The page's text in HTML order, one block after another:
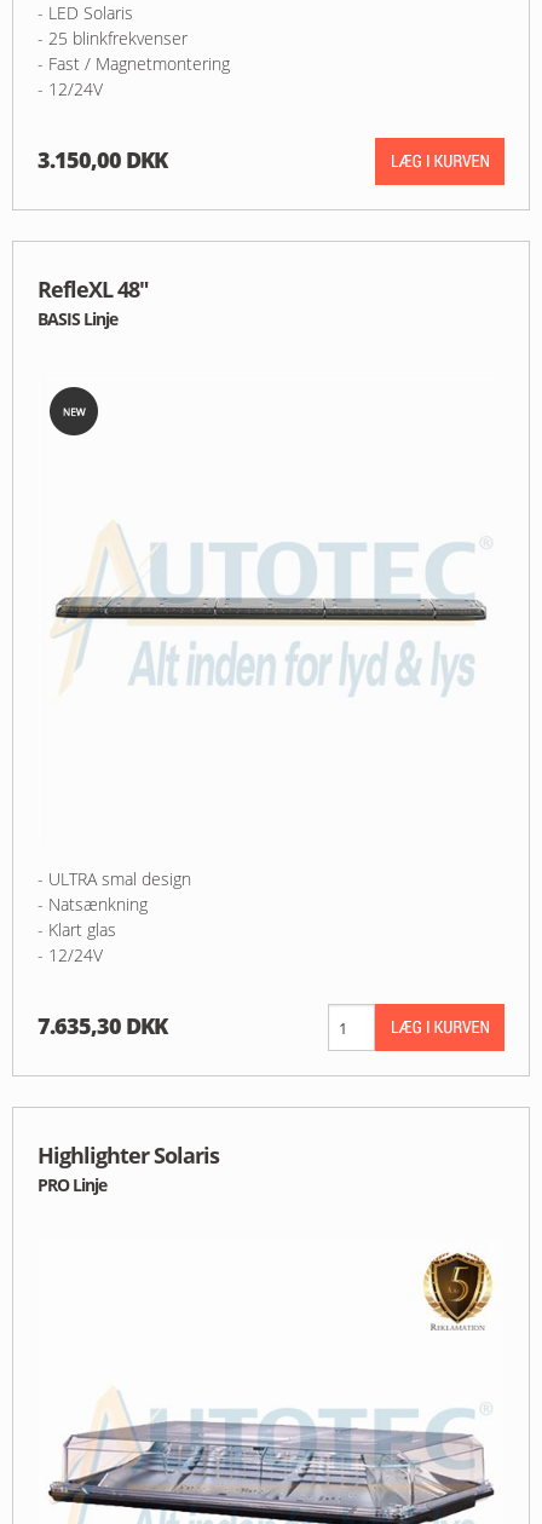
- LED Solaris
- 25 blinkfrekvenser
- Fast / Magnetmontering
- 12/24V
3.150,00 DKK
RefleXL 48"
BASIS Linje
- ULTRA smal design
- Natsænkning
- Klart glas
- 12/24V
7.635,30 DKK
Highlighter Solaris
PRO Linje